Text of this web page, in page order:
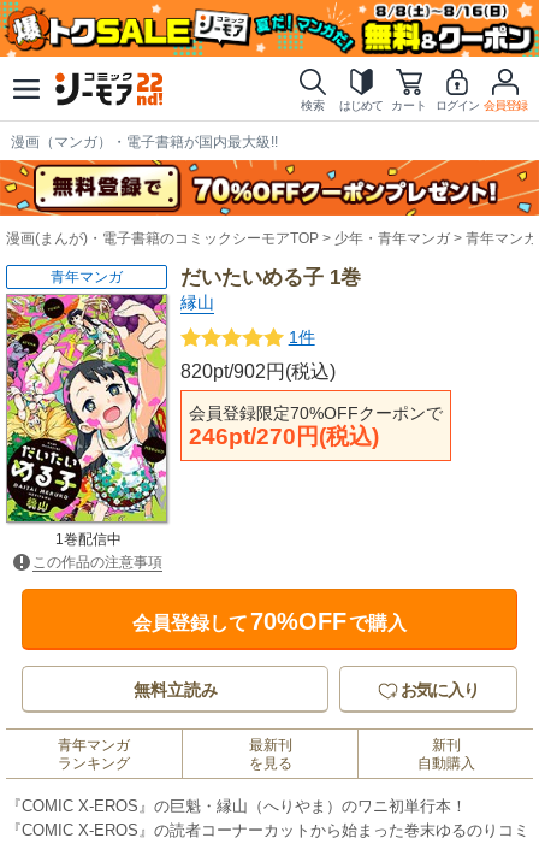
検索 はじめて カート ログイン 会員登録
漫画（マンガ）・電子書籍が国内最大級!!
漫画(まんが)・電子書籍のコミックシーモアTOP 少年・青年マンガ 青年マンガ
だいたいめる子 1巻
縁山
1件
820pt/902円(税込)
会員登録限定70%OFFクーポンで
246pt/270円(税込)
青年マンガ
1巻配信中
この作品の注意事項
会員登録して70%OFFで購入
無料立読み お気に入り
青年マンガ
ランキング
最新刊
を見る
新刊
自動購入
『COMIC X-EROS』の巨魁・縁山（へりやま）のワニ初単行本！
『COMIC X-EROS』の読者コーナーカットから始まった巻末ゆるのりコミ